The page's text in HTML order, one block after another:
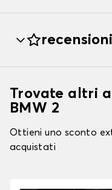
recensioni
Trovate altri
BMW 2
Ottieni uno sconto
acquistati